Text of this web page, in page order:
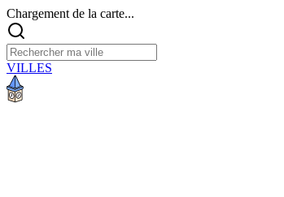
Chargement de la carte...
VILLES